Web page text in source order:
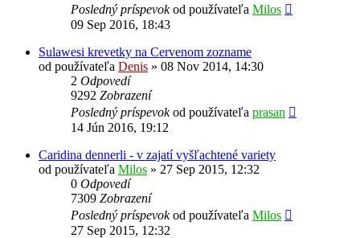
Posledný príspevokod používateľa Milos
09 Sep 2016, 18:43
Sulawesi krevetky na Cervenom zozname
od používateľa Denis » 08 Nov 2014, 14:30
2 Odpovedí
9292 Zobrazení
Posledný príspevokod používateľa prasan
14 Jún 2016, 19:12
Caridina dennerli - v zajatí vyšľachtené variety
od používateľa Milos » 27 Sep 2015, 12:32
0 Odpovedí
7309 Zobrazení
Posledný príspevokod používateľa Milos
27 Sep 2015, 12:32